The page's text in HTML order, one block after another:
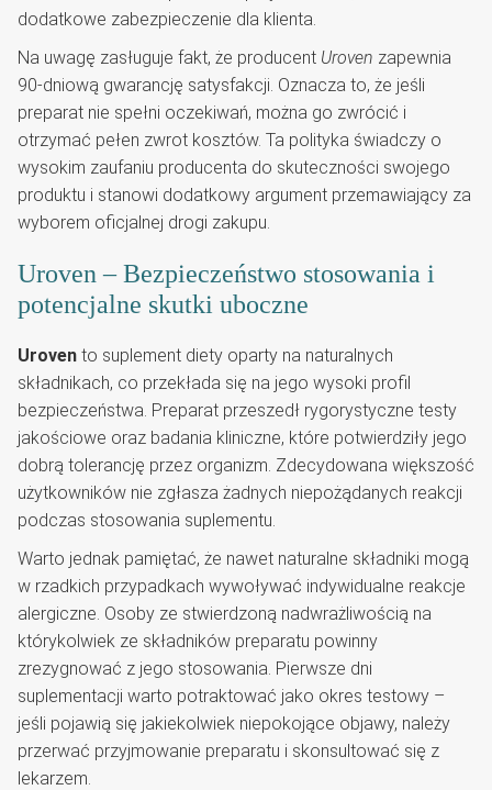
dodatkowe zabezpieczenie dla klienta.
Na uwagę zasługuje fakt, że producent Uroven zapewnia
90-dniową gwarancję satysfakcji. Oznacza to, że jeśli
preparat nie spełni oczekiwań, można go zwrócić i
otrzymać pełen zwrot kosztów. Ta polityka świadczy o
wysokim zaufaniu producenta do skuteczności swojego
produktu i stanowi dodatkowy argument przemawiający za
wyborem oficjalnej drogi zakupu.
Uroven – Bezpieczeństwo stosowania i
potencjalne skutki uboczne
Uroven to suplement diety oparty na naturalnych
składnikach, co przekłada się na jego wysoki profil
bezpieczeństwa. Preparat przeszedł rygorystyczne testy
jakościowe oraz badania kliniczne, które potwierdziły jego
dobrą tolerancję przez organizm. Zdecydowana większość
użytkowników nie zgłasza żadnych niepożądanych reakcji
podczas stosowania suplementu.
Warto jednak pamiętać, że nawet naturalne składniki mogą
w rzadkich przypadkach wywoływać indywidualne reakcje
alergiczne. Osoby ze stwierdzoną nadwrażliwością na
którykolwiek ze składników preparatu powinny
zrezygnować z jego stosowania. Pierwsze dni
suplementacji warto potraktować jako okres testowy –
jeśli pojawią się jakiekolwiek niepokojące objawy, należy
przerwać przyjmowanie preparatu i skonsultować się z
lekarzem.